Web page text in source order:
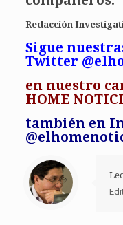
Redacción
Sigue
Twitter
en nuestro
HOME
también en